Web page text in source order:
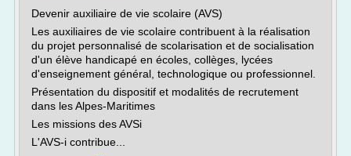
Devenir auxiliaire de vie scolaire (AVS)
Les auxiliaires de vie scolaire contribuent à la réalisation
du projet personnalisé de scolarisation et de socialisation
d'un élève handicapé en écoles, collèges, lycées
d'enseignement général, technologique ou professionnel.
Présentation du dispositif et modalités de recrutement
dans les Alpes-Maritimes
Les missions des AVSi
L'AVS-i contribue...